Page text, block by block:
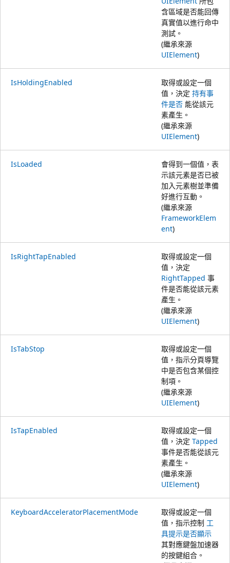
含區域是否能回傳
真實值以進行命中
測試。
(繼承來源
UIElement)
IsHoldingEnabled
取得或設定一個
值，決定 持有事
件是否 能從該元
素產生。
(繼承來源
UIElement)
IsLoaded
會得到一個值，表
示該元素是否已被
加入元素樹並準備
好進行互動。
(繼承來源
FrameworkElem
ent)
IsRightTapEnabled
取得或設定一個
值，決定
RightTapped 事
件是否能從該元素
產生。
(繼承來源
UIElement)
IsTabStop
取得或設定一個
值，指示分頁導覽
中是否包含某個控
制項。
(繼承來源
UIElement)
IsTapEnabled
取得或設定一個
值，決定 Tapped
事件是否能從該元
素產生。
(繼承來源
UIElement)
KeyboardAcceleratorPlacementMode
取得或設定一個
值，指示控制 工
具提示是否顯示
其對應鍵盤加速器
的按鍵組合。